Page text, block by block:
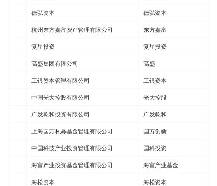
德弘资本 德弘资本
杭州东方嘉富资产管理有限公司 东方嘉富
复星投资 复星投资
高盛集团有限公司 高盛
工银资本管理有限公司 工银资本
中国光大控股有限公司 光大控股
广发乾和投资有限公司 广发乾和
上海国方私募基金管理有限公司 国方创新
中国科技产业投资管理有限公司 国科投资
海富产业投资基金管理有限公司 海富产业基金
海松资本 海松资本